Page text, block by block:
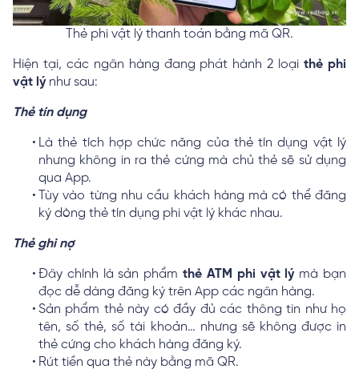
Thẻ phi vật lý thanh toán bằng mã QR.
Hiện tại, các ngân hàng đang phát hành 2 loại thẻ phi
vật lýnhư sau:
Thẻ tín dụng
Là thẻ tích hợp chức năng của thẻ tín dụng vật lý
nhưng không in ra thẻ cứng mà chủ thẻ sẽ sử dụng
qua App.
Tùy vào từng nhu cầu khách hàng mà có thể đăng
ký dòng thẻ tín dụng phi vật lý khác nhau.
Thẻ ghi nợ
Đây chính là sản phẩmthẻ ATM phi vật lý mà bạn
đọc dễ dàng đăng ký trên App các ngân hàng.
Sản phẩm thẻ này có đầy đủ các thông tin như họ
tên, số thẻ, số tài khoản… nhưng sẽ không được in
thẻ cứng cho khách hàng đăng ký.
Rút tiền qua thẻ này bằng mã QR.